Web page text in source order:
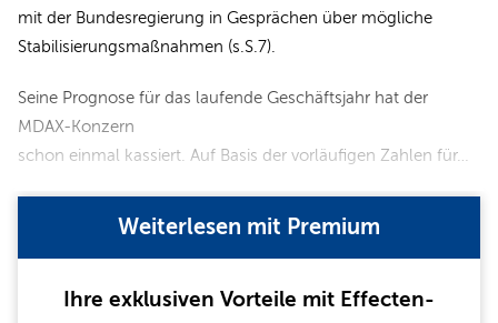
mit der Bundesregierung in Gesprächen über mögliche
Stabilisierungsmaßnahmen (s.S.7).
Seine Prognose für das laufende Geschäftsjahr hat der
MDAX-Konzern
schon einmal kassiert. Auf Basis der vorläufigen Zahlen für…
Weiterlesen mit Premium
Ihre exklusiven Vorteile mit Effecten-